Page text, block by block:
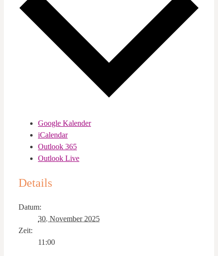
Google Kalender
iCalendar
Outlook 365
Outlook Live
Details
Datum:
30. November 2025
Zeit:
11:00